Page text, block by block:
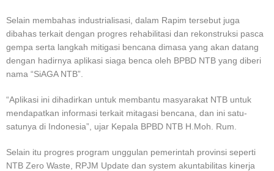
Selain membahas industrialisasi, dalam Rapim tersebut juga
dibahas terkait dengan progres rehabilitasi dan rekonstruksi pasca
gempa serta langkah mitigasi bencana dimasa yang akan datang
dengan hadirnya aplikasi siaga benca oleh BPBD NTB yang diberi
nama “SiAGA NTB”.
“Aplikasi ini dihadirkan untuk membantu masyarakat NTB untuk
mendapatkan informasi terkait mitagasi bencana, dan ini satu-
satunya di Indonesia”, ujar Kepala BPBD NTB H.Moh. Rum.
Selain itu progres program unggulan pemerintah provinsi seperti
NTB Zero Waste, RPJM Update dan system akuntabilitas kinerja